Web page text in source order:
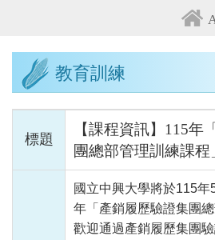
教育訓練
標題
【課程資訊】115年
團總部管理訓練課
國立中興大學將於115
年「產銷履歷驗證集團
歡迎通過產銷履歷集團